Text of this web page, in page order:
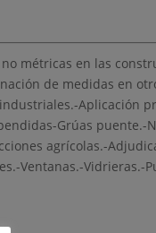
métricas en las
de medidas en
Aplicación
Grúas puente.-
agrícolas.-
Ventanas.-Vidrieras.-